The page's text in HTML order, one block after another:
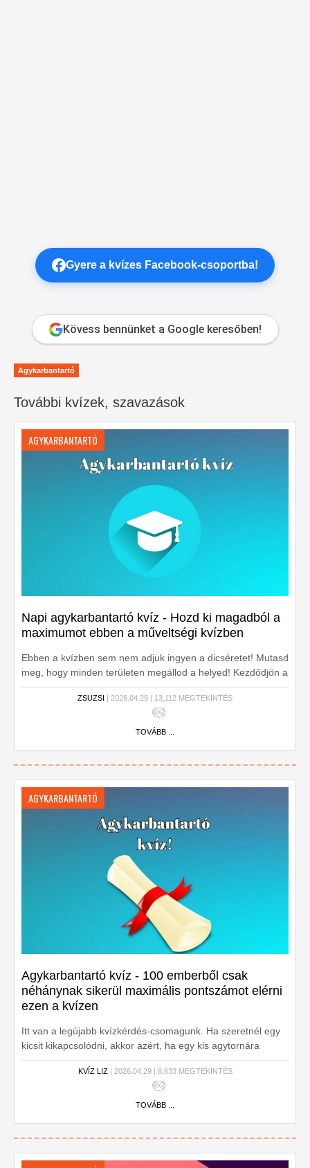
Gyere a kvízes Facebook-csoportba!
Kövess bennünket a Google keresőben!
Agykarbantartó
További kvízek, szavazások
AGYKARBANTARTÓ
Napi agykarbantartó kvíz - Hozd ki magadból a
maximumot ebben a műveltségi kvízben
Ebben a kvízben sem nem adjuk ingyen a dicséretet! Mutasd
meg, hogy minden területen megállod a helyed! Kezdődjön a
kvíz!
ZSUZSI | 2026.04.29 | 13,112 MEGTEKINTÉS
TOVÁBB ...
AGYKARBANTARTÓ
Agykarbantartó kvíz - 100 emberből csak
néhánynak sikerül maximális pontszámot elérni
ezen a kvízen
Itt van a legújabb kvízkérdés-csomagunk. Ha szeretnél egy
kicsit kikapcsolódni, akkor azért, ha egy kis agytornára
vágysz, akkor azért ajánljuk ezt a kvízt. Kezdhetjük?
KVÍZ LIZ| 2026.04.29 | 8,633 MEGTEKINTÉS
TOVÁBB ...